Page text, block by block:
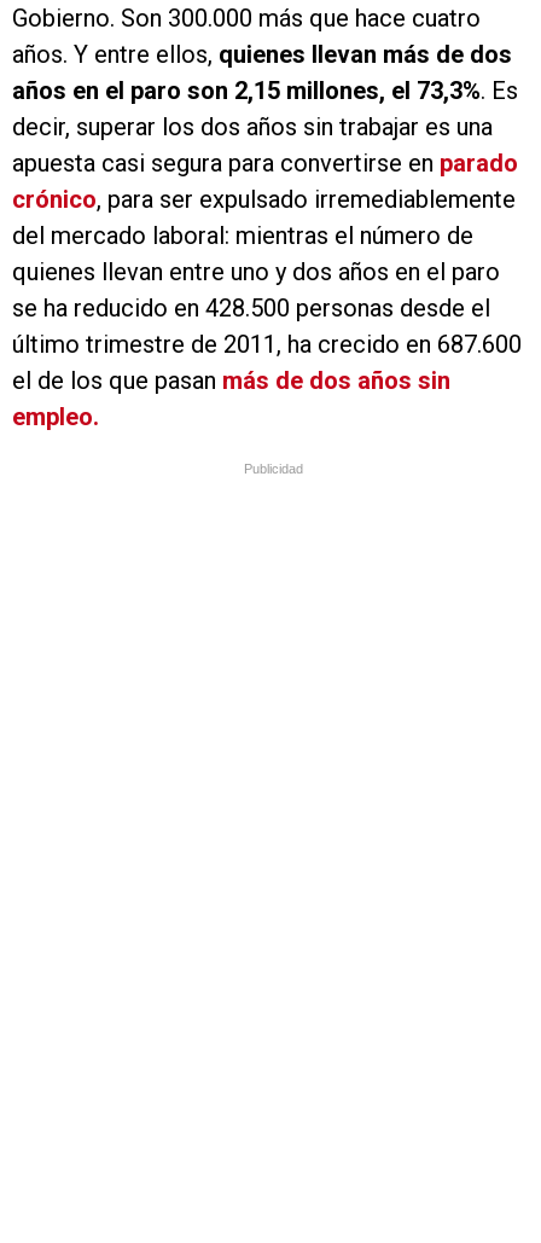
Gobierno. Son 300.000 más que hace cuatro
años. Y entre ellos, quienes llevan más de dos
años en el paro son 2,15 millones, el 73,3%. Es
decir, superar los dos años sin trabajar es una
apuesta casi segura para convertirse en parado
crónico, para ser expulsado irremediablemente
del mercado laboral: mientras el número de
quienes llevan entre uno y dos años en el paro
se ha reducido en 428.500 personas desde el
último trimestre de 2011, ha crecido en 687.600
el de los que pasan más de dos años sin
empleo.
Publicidad